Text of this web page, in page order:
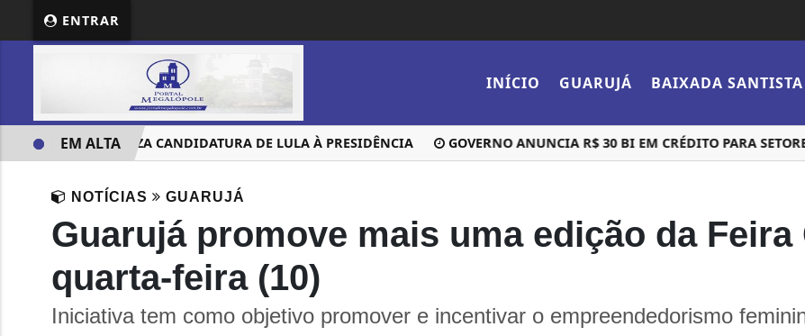
ENTRAR
INÍCIO GUARUJÁ BAIXADA SANTISTA
PT OFICIALIZA CANDIDATURA DE LULA À PRESIDÊNCIA GOVERNO ANUNCIA R$ 30 BI EM CRÉDITO PARA SETORES
EM ALTA
NOTÍCIAS GUARUJÁ
Guarujá promove mais uma edição da
quarta-feira (10)
Iniciativa tem como objetivo promover e incentivar o empreendedorismo